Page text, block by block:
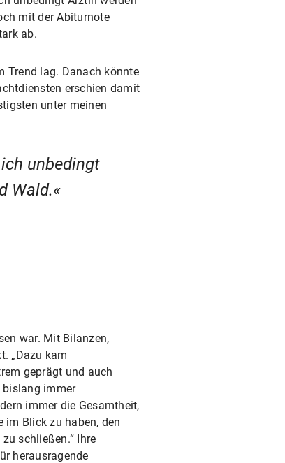
mit der Abiturnote
ab.
Trend lag. Danach könnte
erschien damit
unter meinen
unbedingt
Wald.
war. Mit Bilanzen,
„Dazu kam
geprägt und auch
bislang immer
immer die Gesamtheit,
im Blick zu haben, den
schließen.“ Ihre
herausragende